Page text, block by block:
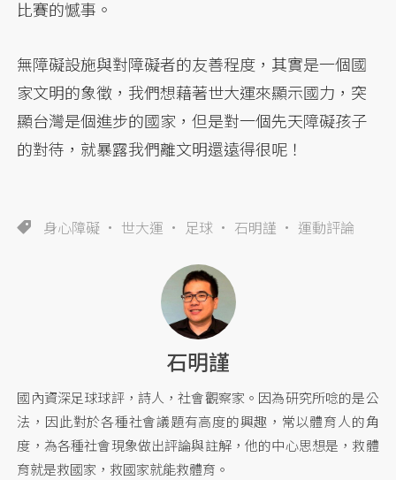
比賽的憾事。
無障礙設施與對障礙者的友善程度，其實是一個國
家文明的象徵，我們想藉著世大運來顯示國力，突
顯台灣是個進步的國家，但是對一個先天障礙孩子
的對待，就暴露我們離文明還遠得很呢！
身心障礙 世大運 足球 石明謹 運動評論
石明謹
國內資深足球球評，詩人，社會觀察家。因為研究所唸的是公
法，因此對於各種社會議題有高度的興趣，常以體育人的角
度，為各種社會現象做出評論與註解，他的中心思想是，救體
育就是救國家，救國家就能救體育。